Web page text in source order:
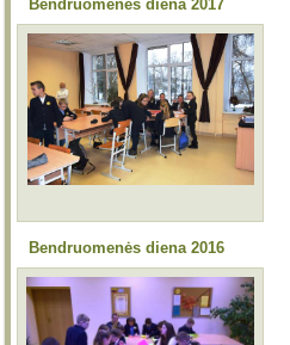
Bendruomenės diena 2017
Bendruomenės diena 2016